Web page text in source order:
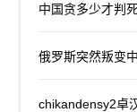
中国贪多少才判
俄罗斯突然叛变
chikandensy2卓